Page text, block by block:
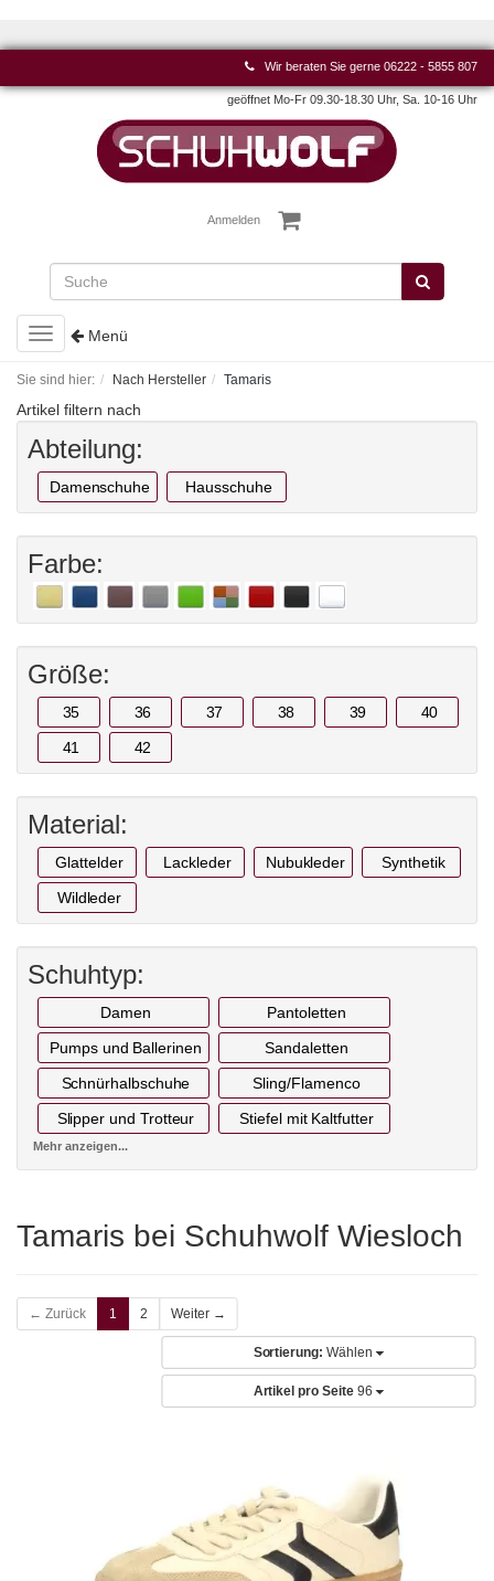
Wir beraten Sie gerne 06222 - 5855 807
geöffnet Mo-Fr 09.30-18.30 Uhr, Sa. 10-16 Uhr
Anmelden
Toggle
navigation
Menü
Sie sind hier: Nach Hersteller Tamaris
Artikel filtern nach
Abteilung:
Damenschuhe Hausschuhe
Farbe:
Größe:
35 36 37 38 39 40
41 42
Material:
Glattelder Lackleder Nubukleder Synthetik
Wildleder
Schuhtyp:
Damen Pantoletten
Pumps und Ballerinen Sandaletten
Schnürhalbschuhe Sling/Flamenco
Slipper und Trotteur Stiefel mit Kaltfutter
Mehr anzeigen...
Tamaris bei Schuhwolf Wiesloch
← Zurück 1 2 Weiter →
Sortierung: Wählen
Artikel pro Seite 96